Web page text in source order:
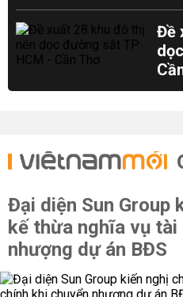
Đề
Đại diện Sun Group
kế thừa nghĩa vụ
nhượng dự án BĐS